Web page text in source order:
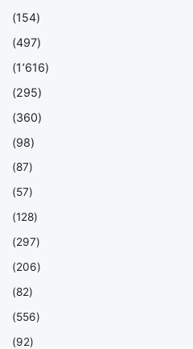
(154)
(497)
(1٬616)
(295)
(360)
(98)
(87)
(57)
(128)
(297)
(206)
(82)
(556)
(92)